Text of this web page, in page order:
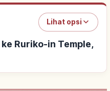
Lihat opsi
Ruriko-in Temple,